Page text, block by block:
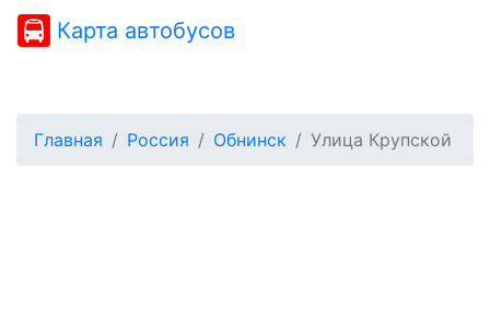
Карта автобусов
Главная Россия Обнинск Улица Крупской